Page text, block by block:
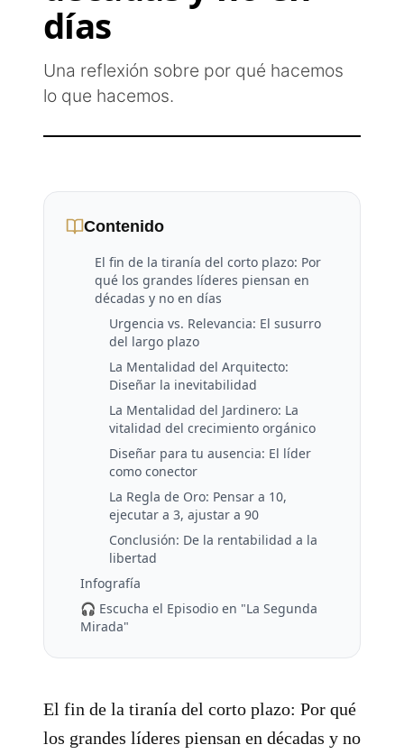
días
Una reflexión sobre por qué hacemos
lo que hacemos.
Contenido
El fin de la tiranía del corto plazo: Por
qué los grandes líderes piensan en
décadas y no en días
Urgencia vs. Relevancia: El susurro
del largo plazo
La Mentalidad del Arquitecto:
Diseñar la inevitabilidad
La Mentalidad del Jardinero: La
vitalidad del crecimiento orgánico
Diseñar para tu ausencia: El líder
como conector
La Regla de Oro: Pensar a 10,
ejecutar a 3, ajustar a 90
Conclusión: De la rentabilidad a la
libertad
Infografía
🎧 Escucha el Episodio en "La Segunda
Mirada"
El fin de la tiranía del corto plazo: Por qué
los grandes líderes piensan en décadas y no